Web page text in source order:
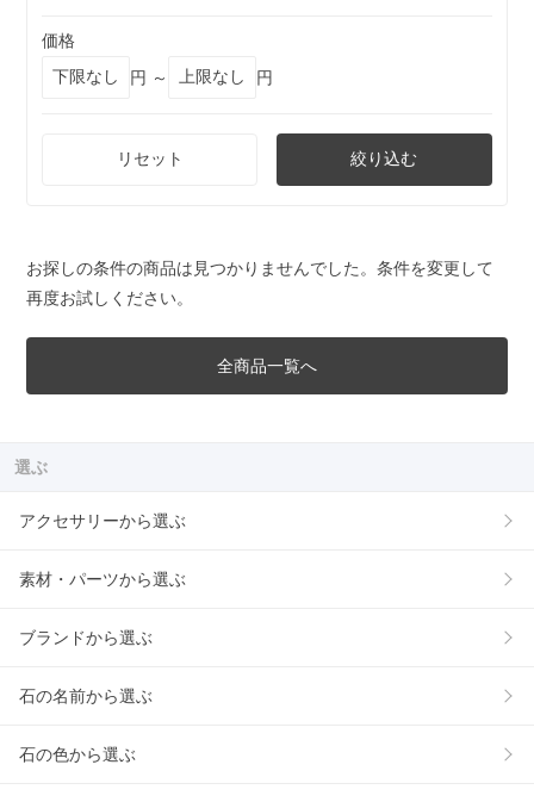
価格
円 ～
円
リセット 絞り込む
お探しの条件の商品は見つかりませんでした。条件を変更して
再度お試しください。
全商品一覧へ
選ぶ
アクセサリーから選ぶ
素材・パーツから選ぶ
ブランドから選ぶ
石の名前から選ぶ
石の色から選ぶ